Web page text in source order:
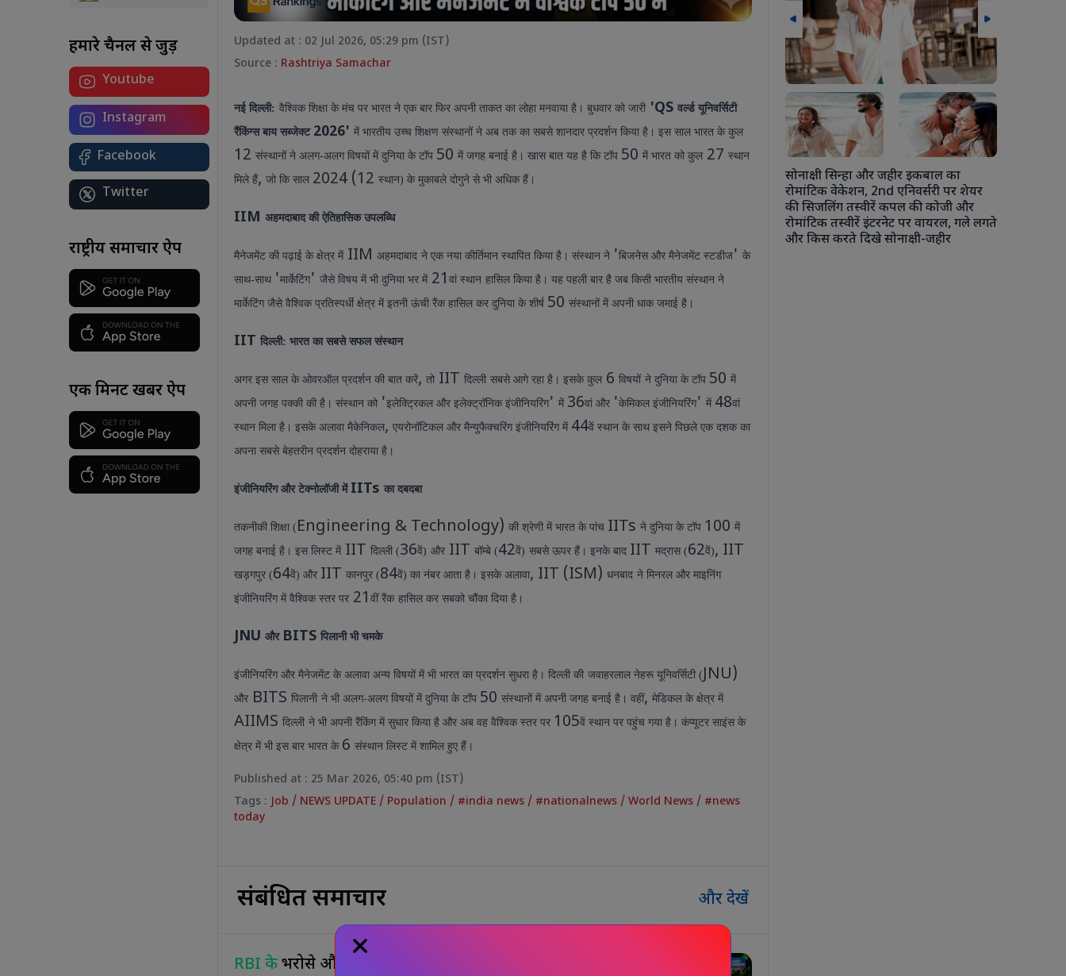
हमारे चैनल से जुड़ें
Youtube
Instagram
Facebook
Twitter
राष्ट्रीय समाचार ऐप
एक मिनट खबर ऐप
Updated at : 02 Jul 2026, 05:29 pm (IST)
Source : Rashtriya Samachar
नई दिल्ली: वैश्विक शिक्षा के मंच पर भारत ने एक बार फिर अपनी ताकत का लोहा मनवाया है। बुधवार को जारी 'QSवर्ल्ड यूनिवर्सिटी
रैंकिंग्स बाय सब्जेक्ट 2026' में भारतीय उच्च शिक्षण संस्थानों ने अब तक का सबसे शानदार प्रदर्शन किया है। इस साल भारत के कुल
12संस्थानों ने अलग-अलग विषयों में दुनिया के टॉप 50में जगह बनाई है। खास बात यह है कि टॉप 50में भारत को कुल 27स्थान
मिले हैं,जो कि साल 2024 (12स्थान) के मुकाबले दोगुने से भी अधिक हैं।
IIMअहमदाबाद की ऐतिहासिक उपलब्धि
मैनेजमेंट की पढ़ाई के क्षेत्र में IIMअहमदाबाद ने एक नया कीर्तिमान स्थापित किया है। संस्थान ने 'बिजनेस और मैनेजमेंट स्टडीज'के
साथ-साथ 'मार्केटिंग'जैसे विषय में भी दुनिया भर में 21वां स्थान हासिल किया है। यह पहली बार है जब किसी भारतीय संस्थान ने
मार्केटिंग जैसे वैश्विक प्रतिस्पर्धी क्षेत्र में इतनी ऊंची रैंक हासिल कर दुनिया के शीर्ष 50संस्थानों में अपनी धाक जमाई है।
IITदिल्ली: भारत का सबसे सफल संस्थान
अगर इस साल के ओवरऑल प्रदर्शन की बात करें,तो IITदिल्ली सबसे आगे रहा है। इसके कुल 6विषयों ने दुनिया के टॉप 50में
अपनी जगह पक्की की है। संस्थान को 'इलेक्ट्रिकल और इलेक्ट्रॉनिक इंजीनियरिंग'में 36वां और 'केमिकल इंजीनियरिंग'में 48वां
स्थान मिला है। इसके अलावा मैकेनिकल,एयरोनॉटिकल और मैन्युफैक्चरिंग इंजीनियरिंग में 44वें स्थान के साथ इसने पिछले एक दशक का
अपना सबसे बेहतरीन प्रदर्शन दोहराया है।
इंजीनियरिंग और टेक्नोलॉजी में IITsका दबदबा
तकनीकी शिक्षा ( Engineering & Technology)की श्रेणी में भारत के पांच IITsने दुनिया के टॉप 100में
जगह बनाई है। इस लिस्ट में IITदिल्ली (36वें) और IITबॉम्बे (42वें) सबसे ऊपर हैं। इनके बाद IITमद्रास (62वें), IIT
खड़गपुर (64वें) और IITकानपुर (84वें) का नंबर आता है। इसके अलावा, IIT (ISM)धनबाद ने मिनरल और माइनिंग
इंजीनियरिंग में वैश्विक स्तर पर 21वीं रैंक हासिल कर सबको चौंका दिया है।
JNUऔर BITSपिलानी भी चमके
इंजीनियरिंग और मैनेजमेंट के अलावा अन्य विषयों में भी भारत का प्रदर्शन सुधरा है। दिल्ली की जवाहरलाल नेहरू यूनिवर्सिटी ( JNU)
और BITSपिलानी ने भी अलग-अलग विषयों में दुनिया के टॉप 50संस्थानों में अपनी जगह बनाई है। वहीं,मेडिकल के क्षेत्र में
AIIMSदिल्ली ने भी अपनी रैंकिंग में सुधार किया है और अब वह वैश्विक स्तर पर 105वें स्थान पर पहुंच गया है। कंप्यूटर साइंस के
क्षेत्र में भी इस बार भारत के 6संस्थान लिस्ट में शामिल हुए हैं।
Published at : 25 Mar 2026, 05:40 pm (IST)
Tags : Job / NEWS UPDATE / Population / #india news / #nationalnews /World News / #news
today
संबंधित समाचार और देखें
RBI केभरोसे और विदेशी निवेश से शेयर बाजार में रौनक,
योग सिर्फ एक दिन नहीं, जीवन का मंत्र है:
कोलकाता से पीएम मोदी का देश को संदेश
अंतरराष्ट्रीय योग दिवस 2026 पर पीएम मोदी
ने कोलकाता में किया योगाभ्यास, कहा-
स्वस्थ और संतुलित जीवन के लिए योग को
बनाएं दैनिक आदत।
रॉयल एस्कॉट 2026 में सारा अली खान का
शाही अंदाज, हेनरी कैविल संग तस्वीरों ने
बटोरी सुर्खियां ऑफ-व्हाइट एलिगेंट
आउटफिट, विंटेज हैट और क्लासिक
एक्सेसरीज के साथ सारा अली खान ने सबका
एवियन में आयोजित जी7 सम्मेलन के दौरान
विश्व नेताओं के साथ हुई अहम मुलाकात मानव
कल्याण और वैश्विक सहयोग को बढ़ावा देने
सोनाक्षी सिन्हा और जहीर इकबाल का
रोमांटिक वेकेशन, 2nd एनिवर्सरी पर शेयर
की सिजलिंग तस्वीरें कपल की कोजी और
रोमांटिक तस्वीरें इंटरनेट पर वायरल, गले लगते
और किस करते दिखे सोनाक्षी-जहीर